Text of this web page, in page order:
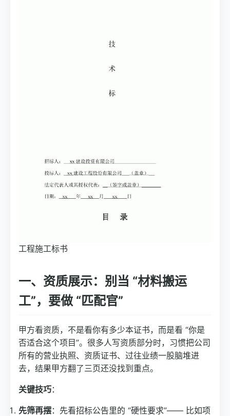
工程施工标书
一、资质展示：别当 “材料搬运
工”，要做 “匹配官”
甲方看资质，不是看你有多少本证书，而是看 “你是
否适合这个项目”。很多人写资质部分时，习惯把公司
所有的营业执照、资质证书、过往业绩一股脑堆进
去，结果甲方翻了三页还没找到重点。
关键技巧：
先筛再摆：先看招标公告里的 “硬性要求”—— 比如项